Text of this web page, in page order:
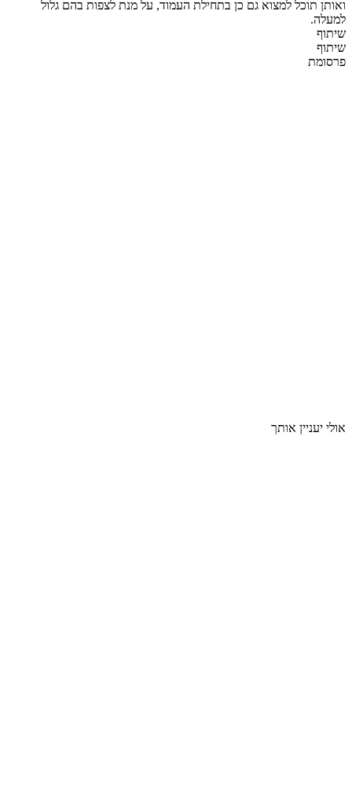
ואותן תוכל למצוא גם כן בתחילת העמוד, על מנת לצפות בהם גלול
למעלה.
שיתוף
שיתוף
פרסומת
אולי יעניין אותך